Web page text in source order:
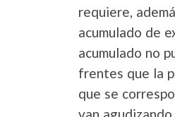
requiere,
acumulado de
acumulado no
frentes que la
que se
van